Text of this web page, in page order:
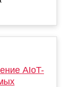
AIoT-